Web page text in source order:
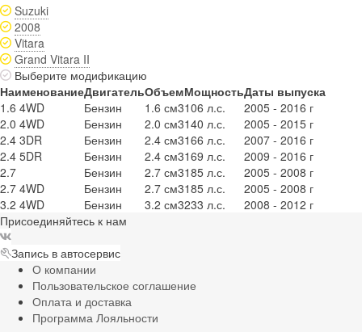
Suzuki
2008
Vitara
Grand Vitara II
Выберите модификацию
НаименованиеДвигательОбъемМощностьДаты выпуска
1.6 4WD
Бензин 1.6 см3106 л.с.
2005 - 2016 г
2.0 4WD
Бензин 2.0 см3140 л.с.
2005 - 2015 г
2.4 3DR
Бензин 2.4 см3166 л.с.
2007 - 2016 г
2.4 5DR
Бензин 2.4 см3169 л.с.
2009 - 2016 г
2.7
Бензин 2.7 см3185 л.с.
2005 - 2008 г
2.7 4WD
Бензин 2.7 см3185 л.с.
2005 - 2008 г
3.2 4WD
Бензин 3.2 см3233 л.с.
2008 - 2012 г
Присоединяйтесь к нам
Запись в автосервис
О компании
Пользовательское соглашение
Оплата и доставка
Программа Лояльности